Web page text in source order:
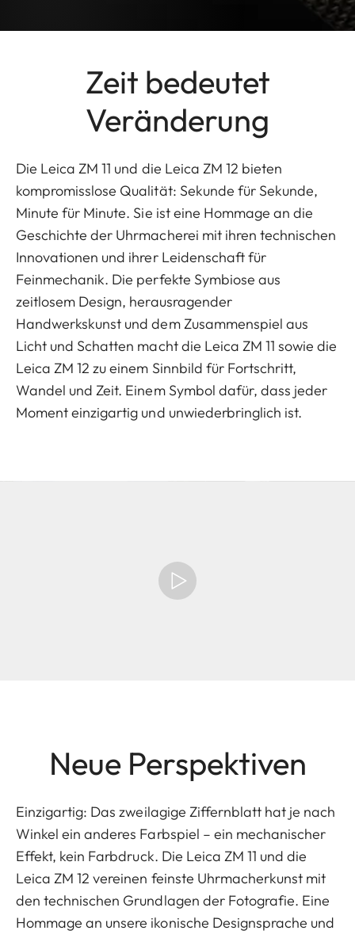
Zeit bedeutet
Veränderung
Die Leica ZM 11 und die Leica ZM 12 bieten
kompromisslose Qualität: Sekunde für Sekunde,
Minute für Minute. Sie ist eine Hommage an die
Geschichte der Uhrmacherei mit ihren technischen
Innovationen und ihrer Leidenschaft für
Feinmechanik. Die perfekte Symbiose aus
zeitlosem Design, herausragender
Handwerkskunst und dem Zusammenspiel aus
Licht und Schatten macht die Leica ZM 11 sowie die
Leica ZM 12 zu einem Sinnbild für Fortschritt,
Wandel und Zeit. Einem Symbol dafür, dass jeder
Moment einzigartig und unwiederbringlich ist.
Neue Perspektiven
Einzigartig: Das zweilagige Ziffernblatt hat je nach
Winkel ein anderes Farbspiel – ein mechanischer
Effekt, kein Farbdruck. Die Leica ZM 11 und die
Leica ZM 12 vereinen feinste Uhrmacherkunst mit
den technischen Grundlagen der Fotografie. Eine
Hommage an unsere ikonische Designsprache und